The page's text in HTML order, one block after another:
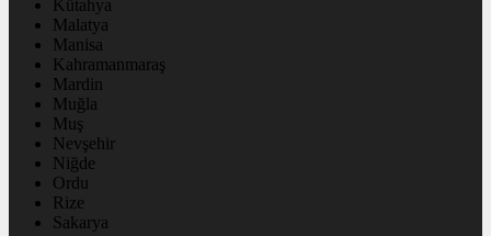
Kütahya
Malatya
Manisa
Kahramanmaraş
Mardin
Muğla
Muş
Nevşehir
Niğde
Ordu
Rize
Sakarya